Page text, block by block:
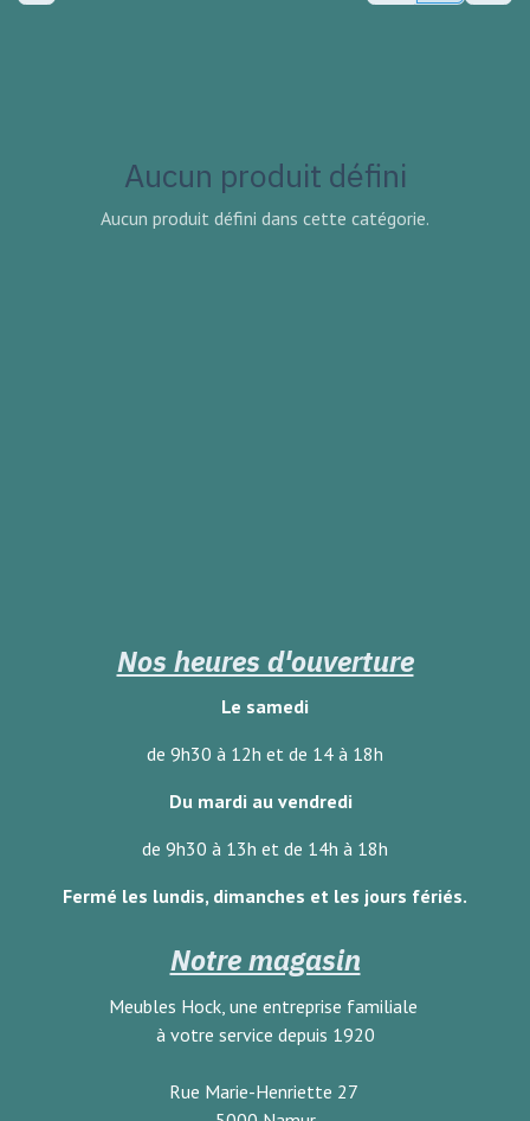
Aucun produit défini
Aucun produit défini dans cette catégorie.
Nos heures d'ouverture
Le samedi
de 9h30 à 12h et de 14 à 18h
Du mardi au vendredi
de 9h30 à 13h et de 14h à 18h
Fermé les lundis, dimanches et les jours fériés.
Notre magasin
Meubles Hock, une entreprise familiale
à votre service depuis 1920
Rue Marie-Henriette 27